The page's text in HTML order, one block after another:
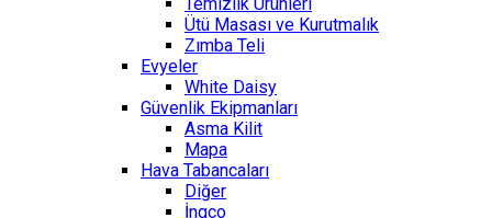
Ütü Masası ve Kurutmalık
Zımba Teli
Evyeler
White Daisy
Güvenlik Ekipmanları
Asma Kilit
Mapa
Hava Tabancaları
Diğer
İngco